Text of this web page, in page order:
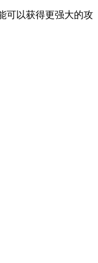
可以获得更强大的攻